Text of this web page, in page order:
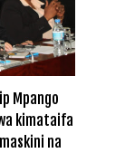
Mpango
kimataifa
na